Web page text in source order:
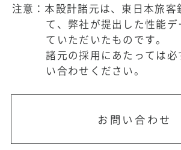
注意：本設計諸元は、東日本旅客
て、弊社が提出した性能デ
ていただいたものです。
諸元の採用にあたっては
い合わせください。
お問い合わせ